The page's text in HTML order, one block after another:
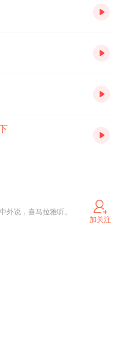
外说，喜马拉雅听。
加关注